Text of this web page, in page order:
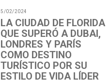
5/02/2024
LA CIUDAD DE FLORIDA
QUE SUPERÓ A DUBAI,
LONDRES Y PARÍS
COMO DESTINO
TURÍSTICO POR SU
ESTILO DE VIDA LÍDER